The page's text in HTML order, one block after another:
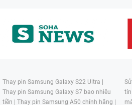
Thay pin Samsung Galaxy S22 Ultra |
Thay pin Samsung Galaxy S7 bao nhiêu
tiền | Thay pin Samsung A50 chính hãng |
tín